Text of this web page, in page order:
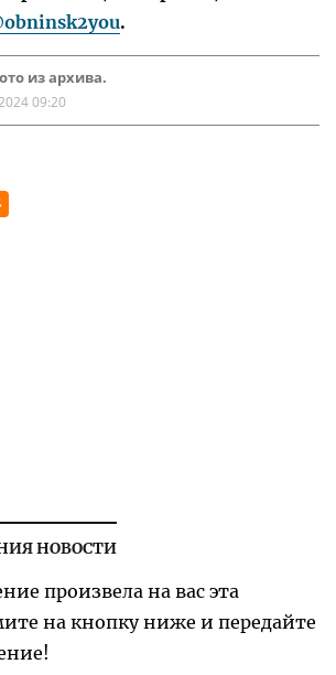
.
из архива.
09:20
НОВОСТИ
произвела на вас эта
на кнопку ниже и передайте